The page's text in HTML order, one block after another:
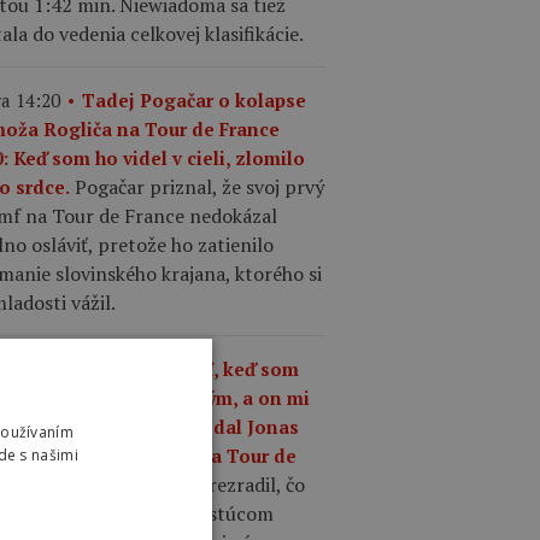
do vedenia celkovej klasifikácie.
14:20
Tadej Pogačar o kolapse
Rogliča na Tour de France
Keď som ho videl v cieli, zlomilo
srdce. Pogačar priznal, že svoj prvý
na Tour de France nedokázal
osláviť, pretože ho zatienilo
slovinského krajana, ktorého si
vážil.
„Čo mám robiť, keď som
ako kedykoľvek predtým, a on mi
tomu odíde?,“ povedal Jonas
o Pogačarovi na Tour de
Mattias Skjelmose prezradil, čo
povedal Vingegaard o rastúcom
s našimi